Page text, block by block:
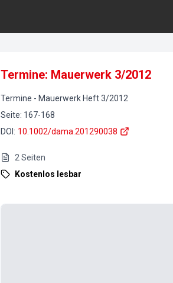
Termine: Mauerwerk 3/2012
Termine - Mauerwerk Heft3/2012
Seite: 167-168
DOI : 10.1002/dama.201290038
2 Seiten
Kostenlos lesbar